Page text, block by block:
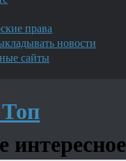
права
новости
сайты
интересное